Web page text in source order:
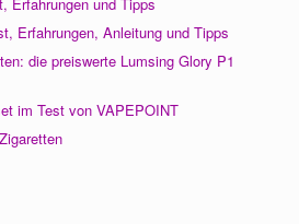
Erfahrungen, Anleitung und Tipps
die preiswerte Lumsing Glory P1
im Test von VAPEPOINT